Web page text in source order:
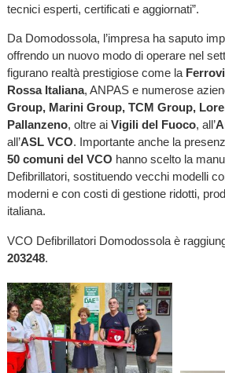
tecnici esperti, certificati e aggiornati”.
Da Domodossola, l’impresa ha saputo
offrendo un nuovo modo di operare nel
figurano realtà prestigiose come la
Rossa Italiana, ANPAS e numerose
Group, Marini Group, TCM Group,
Pallanzeno, oltre ai Vigili del Fuoco, all’
all’ASL VCO. Importante anche la
50 comuni del VCO hanno scelto la
Defibrillatori, sostituendo vecchi modelli
moderni e con costi di gestione ridotti,
italiana.
VCO Defibrillatori Domodossola è
203248.